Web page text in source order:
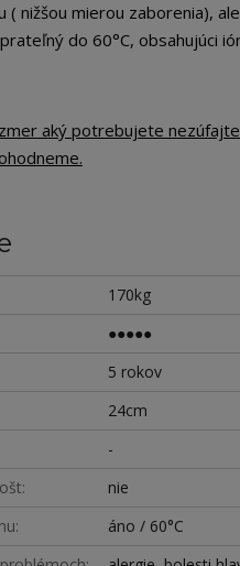
nižšou mierou zaborenia),
do 60°C, obsahujúci
aký potrebujete
170kg
●●●●●
5 rokov
24cm
-
nie
áno / 60°C